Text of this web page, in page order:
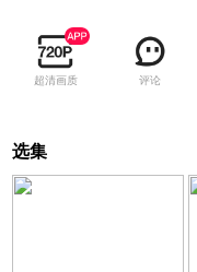
超清画质 评论
选集